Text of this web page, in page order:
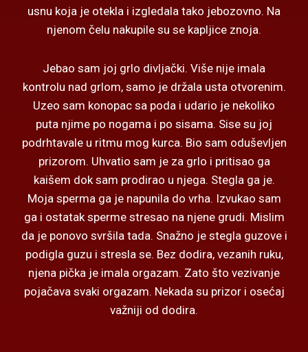
usnu koja je otekla i izgledala tako jebozovno. Na
njenom čelu nakupile su se kapljice znoja.
Jebao sam joj grlo divljački. Više nije imala
kontrolu nad grlom, samo je držala usta otvorenim.
Uzeo sam konopac sa poda i udario je nekoliko
puta njime po nogama i po sisama. Sise su joj
podrhtavale u ritmu mog kurca. Bio sam oduševljen
prizorom. Uhvatio sam je za grlo i pritisao ga
kaišem dok sam prodirao u njega. Stegla ga je.
Moja sperma ga je napunila do vrha. Izvukao sam
ga i ostatak sperme stresao na njene grudi. Mislim
da je ponovo svršila tada. Snažno je stegla guzove i
podigla guzu i stresla se. Bez dodira, vezanih ruku,
njena pička je imala orgazam. Zato što vezivanje
pojačava svaki orgazam. Nekada su prizor i osećaj
važniji od dodira.